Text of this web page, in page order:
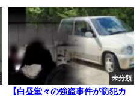
未分類
【白昼堂々の強盗事件が防犯カ